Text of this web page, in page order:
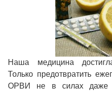
Наша медицина
Только предотвратить
ОРВИ не в силах даже